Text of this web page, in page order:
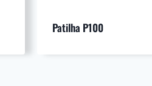
Patilha P100